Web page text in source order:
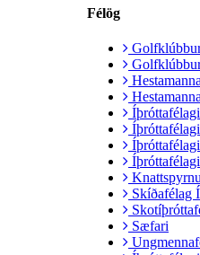
Félög
Skíðafélag
Sæfari